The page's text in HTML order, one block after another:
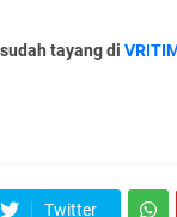
tayang di
Twitter